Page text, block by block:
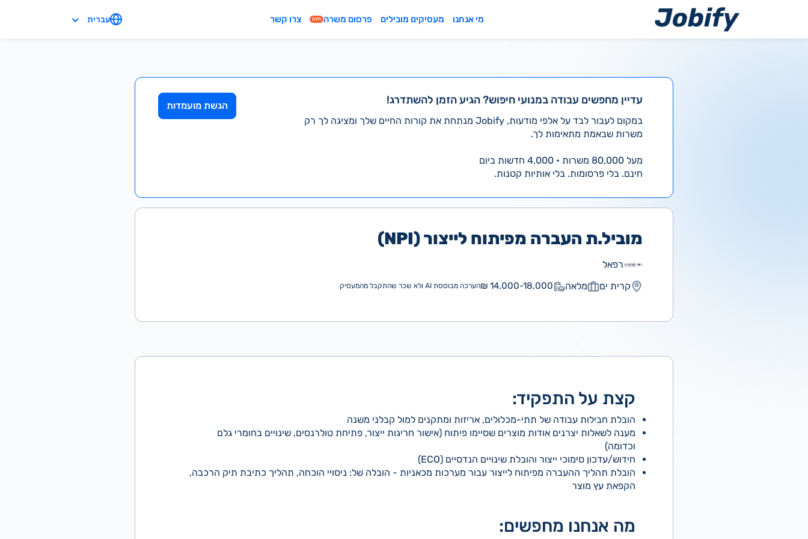
מי אנחנו מעסיקים מובילים פרסום משרה חינם צרו קשר עברית
עדיין מחפשים עבודה במנועי חיפוש? הגיע הזמן להשתדרג!
במקום לעבור לבד על אלפי מודעות, Jobify מנתחת את קורות החיים שלך ומציגה לך רק
משרות שבאמת מתאימות לך.
מעל 80,000 משרות • 4,000 חדשות ביום
חינם. בלי פרסומות. בלי אותיות קטנות.
הגשת מועמדות
מוביל.ת העברה מפיתוח לייצור (NPI)
רפאל
קרית ים
מלאה 14,000-18,000 ₪ הערכה מבוססת AI ולא שכר שהתקבל מהמעסיק
קצת על התפקיד:
הובלת חבילות עבודה של תתי-מכלולים, אריזות ומתקנים למול קבלני משנה
מענה לשאלות יצרנים אודות מוצרים שסיימו פיתוח (אישור חריגות ייצור, פתיחת טולרנסים, שינויים בחומרי גלם
וכדומה)
חידוש/עדכון סימוכי ייצור והובלת שינויים הנדסיים (ECO)
הובלת תהליך ההעברה מפיתוח לייצור עבור מערכות מכאניות - הובלה של: ניסויי הוכחה, תהליך כתיבת תיק הרכבה,
הקפאת עץ מוצר
מה אנחנו מחפשים: